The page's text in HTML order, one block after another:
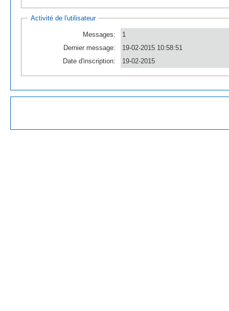
Activité de l'utilisateur
Messages:
1
Dernier message:
19-02-2015 10:58:51
Date d'inscription:
19-02-2015